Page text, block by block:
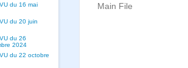
du 16 mai
du 20 juin
du 26
2024
du 22 octobre
Main File